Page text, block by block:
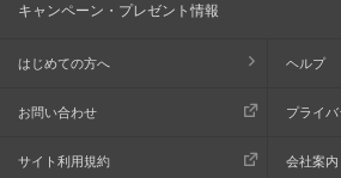
キャンペーン・プレゼント情報
はじめての方へ ヘルプ
お問い合わせ プライ
サイト利用規約 会社案内